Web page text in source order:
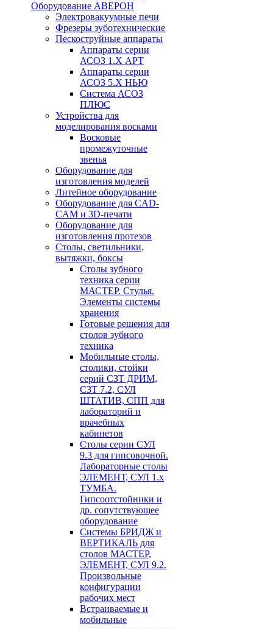
Оборудование АВЕРОН
Электровакуумные печи
Фрезеры зуботехнические
Пескоструйные аппараты
Аппараты серии
АСОЗ 1.Х АРТ
Аппараты серии
АСОЗ 5.Х НЬЮ
Система АСОЗ
ПЛЮС
Устройства для
моделирования восками
Восковые
промежуточные
звенья
Оборудование для
изготовления моделей
Литейное оборудование
Оборудование для CAD-
CAM и 3D-печати
Оборудование для
изготовления протезов
Cтолы, светильники,
вытяжки, боксы
Столы зубного
техника серии
МАСТЕР. Стулья.
Элементы системы
хранения
Готовые решения для
столов зубного
техника
Мобильные столы,
столики, стойки
серий СЗТ ДРИМ,
СЗТ 7.2, СУЛ
ШТАТИВ, СПП для
лабораторий и
врачебных
кабинетов
Столы серии СУЛ
9.3 для гипсовочной.
Лабораторные столы
ЭЛЕМЕНТ, СУЛ 1.х
ТУМБА.
Гипсоотстойники и
др. сопутствующее
оборудование
Системы БРИДЖ и
ВЕРТИКАЛЬ для
столов МАСТЕР,
ЭЛЕМЕНТ, СУЛ 9.2.
Произвольные
конфигурации
рабочих мест
Встраиваемые и
мобильные